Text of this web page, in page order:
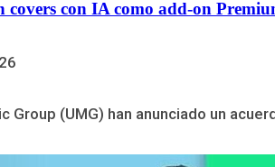
con IA como add-on
Group (UMG) han anunciado un